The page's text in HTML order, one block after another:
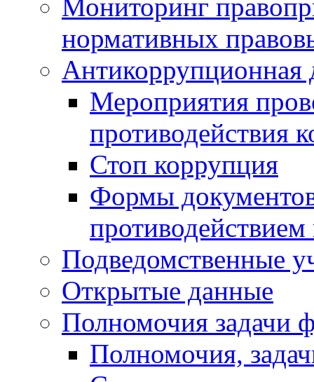
Мониторинг
нормативных
Антикоррупционная
Мероприятия
противодействия
Стоп коррупция
Формы
Подведомственные
Открытые данные
Полномочия задачи
Полномочия,